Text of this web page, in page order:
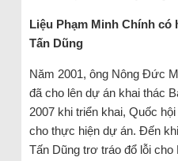
Liệu Phạm Minh Chính có
Tấn Dũng
Năm 2001, ông Nông Đức
đã cho lên dự án khai thác
2007 khi triển khai, Quốc
cho thực hiện dự án. Đến
Tấn Dũng trơ tráo đổ lỗi